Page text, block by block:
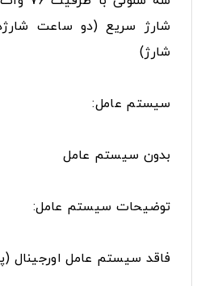
شارژ)
سیستم عامل:
بدون سیستم عامل
توضیحات سیستم عامل:
فاقد سیستم عامل اورجینال